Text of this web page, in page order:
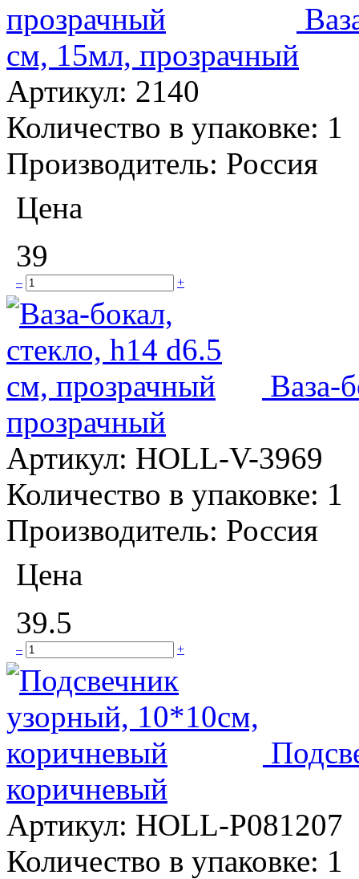
см, 15мл, прозрачный
Артикул: 2140
Количество в упаковке: 1
Производитель: Россия
Цена
39
– +
Ваза-
прозрачный
Артикул: HOLL-V-3969
Количество в упаковке: 1
Производитель: Россия
Цена
39.5
– +
коричневый
Артикул: HOLL-P081207
Количество в упаковке: 1